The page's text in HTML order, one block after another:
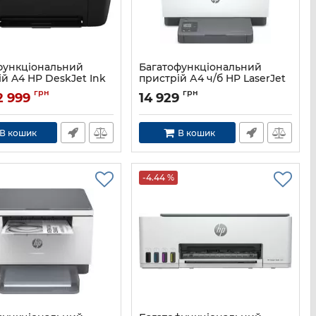
A4 HP DeskJet Ink
2976 з Wi-Fi
999 грн
В кошик
Багатофункціональний
пристрій А4 ч/б HP LaserJet
M236sdw з Wi-Fi
Артикул: 9YG09A
14 929 грн
В кошик
-4.44 %